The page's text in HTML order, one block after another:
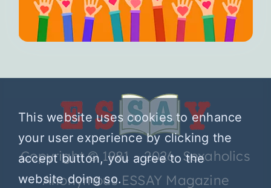
Copyright © 1981 – 2026 Sexaholics
Anonymous ESSAY Magazine
This website uses cookies to enhance
your user experience by clicking the
accept button, you agree to the
website doing so.